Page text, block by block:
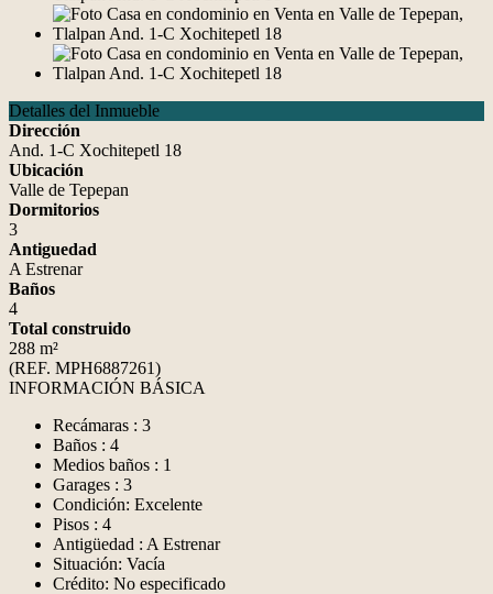
Detalles del Inmueble
Dirección
And. 1-C Xochitepetl 18
Ubicación
Valle de Tepepan
Dormitorios
3
Antiguedad
A Estrenar
Baños
4
Total construido
288 m²
(REF. MPH6887261)
INFORMACIÓN BÁSICA
Recámaras : 3
Baños : 4
Medios baños : 1
Garages : 3
Condición: Excelente
Pisos : 4
Antigüedad : A Estrenar
Situación: Vacía
Crédito: No especificado